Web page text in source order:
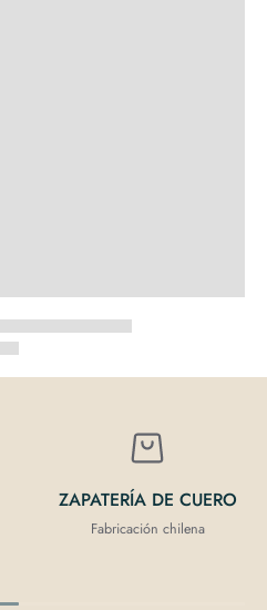
ZAPATERÍA DE CUERO
Fabricación chilena